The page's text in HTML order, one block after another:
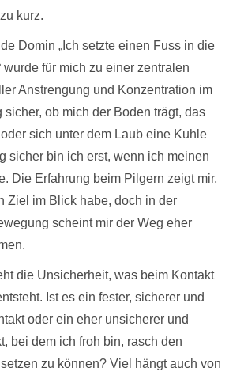
kurz.
Domin „Ich setzte einen Fuss in die
wurde für mich zu einer zentralen
Anstrengung und Konzentration im
sicher, ob mich der Boden trägt, das
sich unter dem Laub eine Kuhle
sicher bin ich erst, wenn ich meinen
Die Erfahrung beim Pilgern zeigt mir,
Ziel im Blick habe, doch in der
scheint mir der Weg eher
die Unsicherheit, was beim Kontakt
Ist es ein fester, sicherer und
oder ein eher unsicherer und
bei dem ich froh bin, rasch den
zu können? Viel hängt auch von